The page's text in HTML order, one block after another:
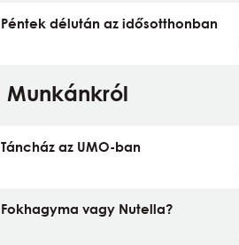
Péntek délután az idősotthonban
Munkánkról
Táncház az UMO-ban
Fokhagyma vagy Nutella?